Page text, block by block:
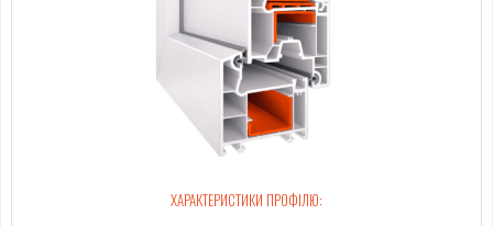
ХАРАКТЕРИСТИКИ ПРОФІЛЮ:
ХАРАКТЕРИСТИКИ ПРОФІЛЮ: